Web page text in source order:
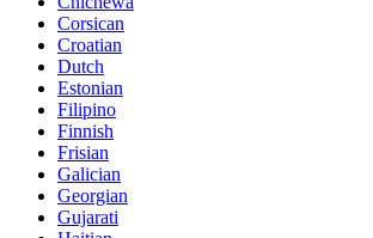
Corsican
Croatian
Dutch
Estonian
Filipino
Finnish
Frisian
Galician
Georgian
Gujarati